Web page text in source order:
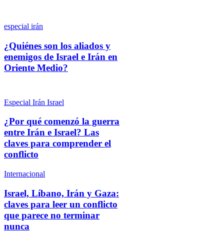
especial irán
¿Quiénes son los aliados y
enemigos de Israel e Irán en
Oriente Medio?
Especial Irán Israel
¿Por qué comenzó la guerra
entre Irán e Israel? Las
claves para comprender el
conflicto
Internacional
Israel, Líbano, Irán y Gaza:
claves para leer un conflicto
que parece no terminar
nunca